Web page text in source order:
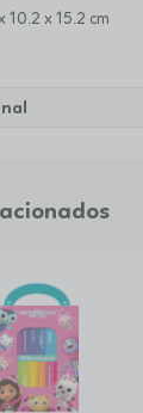
x 15.2 cm